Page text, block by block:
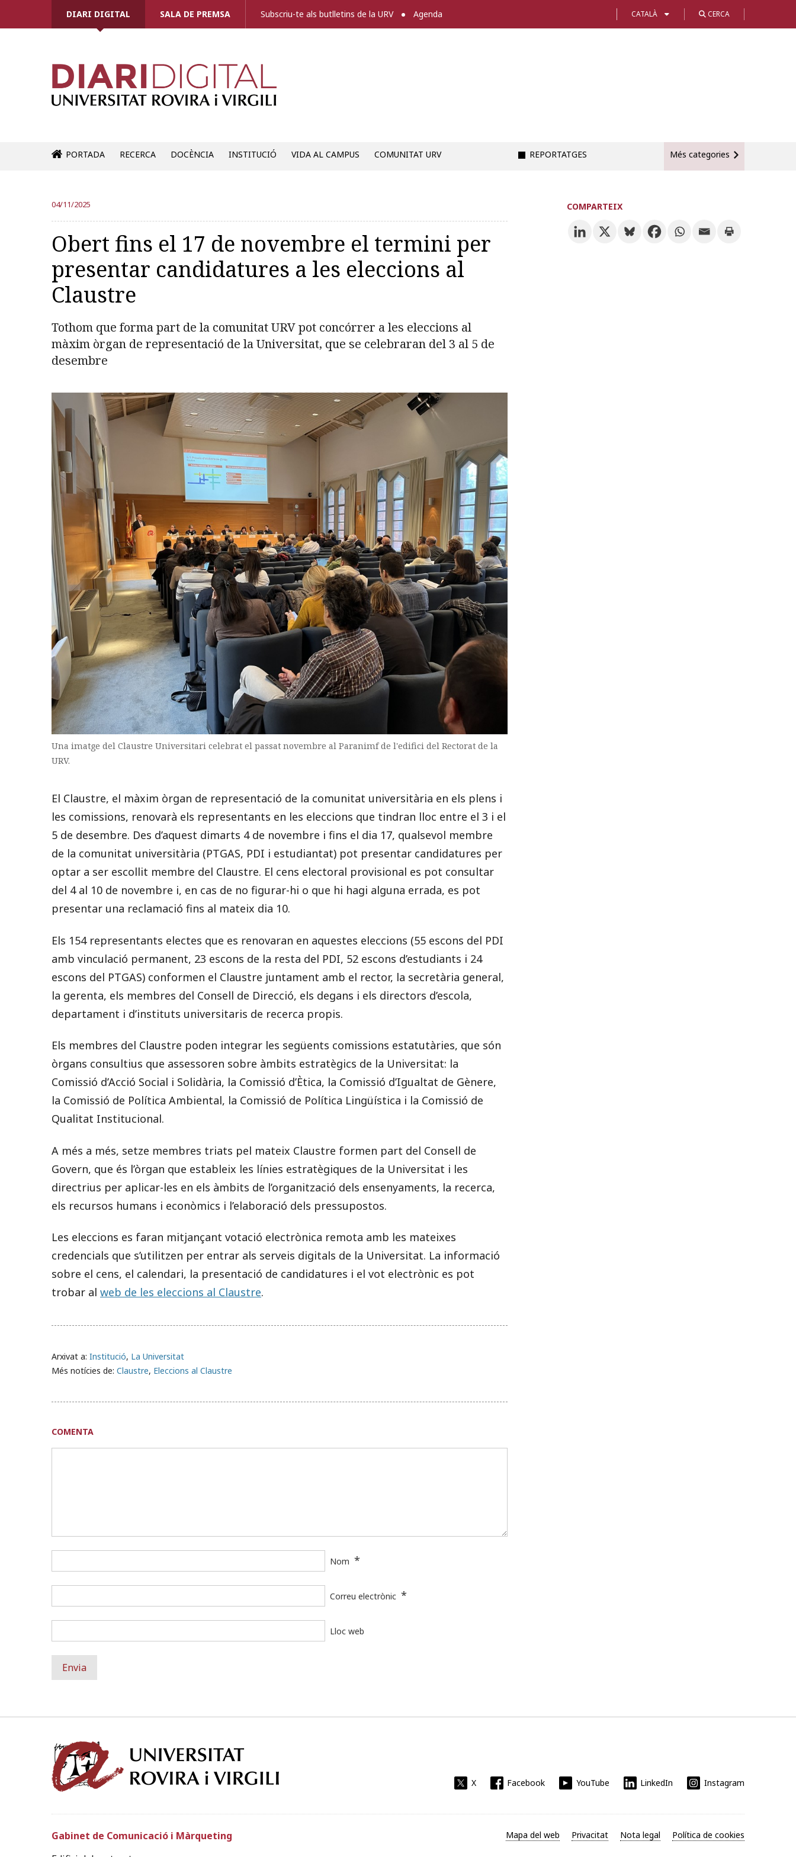
DIARI DIGITAL SALA DE PREMSA Subscriu-te als butlletins de la URV Agenda CATALÀ CERCA
PORTADA RECERCA DOCÈNCIA INSTITUCIÓ VIDA AL CAMPUS COMUNITAT URV REPORTATGES Més categories
04/11/2025
Obert fins el 17 de novembre el termini per
presentar candidatures a les eleccions al
Claustre
Tothom que forma part de la comunitat URV pot concórrer a les eleccions al
màxim òrgan de representació de la Universitat, que se celebraran del 3 al 5 de
desembre
Una imatge del Claustre Universitari celebrat el passat novembre al Paranimf de l'edifici del Rectorat de la
URV.
El Claustre, el màxim òrgan de representació de la comunitat universitària en els plens i
les comissions, renovarà els representants en les eleccions que tindran lloc entre el 3 i el
5 de desembre. Des d’aquest dimarts 4 de novembre i fins el dia 17, qualsevol membre
de la comunitat universitària (PTGAS, PDI i estudiantat) pot presentar candidatures per
optar a ser escollit membre del Claustre. El cens electoral provisional es pot consultar
del 4 al 10 de novembre i, en cas de no figurar-hi o que hi hagi alguna errada, es pot
presentar una reclamació fins al mateix dia 10.
Els 154 representants electes que es renovaran en aquestes eleccions (55 escons del PDI
amb vinculació permanent, 23 escons de la resta del PDI, 52 escons d’estudiants i 24
escons del PTGAS) conformen el Claustre juntament amb el rector, la secretària general,
la gerenta, els membres del Consell de Direcció, els degans i els directors d’escola,
departament i d’instituts universitaris de recerca propis.
Els membres del Claustre poden integrar les següents comissions estatutàries, que són
òrgans consultius que assessoren sobre àmbits estratègics de la Universitat: la
Comissió d’Acció Social i Solidària, la Comissió d’Ètica, la Comissió d’Igualtat de Gènere,
la Comissió de Política Ambiental, la Comissió de Política Lingüística i la Comissió de
Qualitat Institucional.
A més a més, setze membres triats pel mateix Claustre formen part del Consell de
Govern, que és l’òrgan que estableix les línies estratègiques de la Universitat i les
directrius per aplicar-les en els àmbits de l’organització dels ensenyaments, la recerca,
els recursos humans i econòmics i l’elaboració dels pressupostos.
Les eleccions es faran mitjançant votació electrònica remota amb les mateixes
credencials que s’utilitzen per entrar als serveis digitals de la Universitat. La informació
sobre el cens, el calendari, la presentació de candidatures i el vot electrònic es pot
trobar al web de les eleccions al Claustre.
Arxivat a: Institució, La Universitat
Més notícies de: Claustre, Eleccions al Claustre
COMENTA
Nom *
Correu electrònic *
Lloc web
COMPARTEIX
X Facebook YouTube LinkedIn Instagram
Gabinet de Comunicació i Màrqueting
Mapa del web Privacitat Nota legal Política de cookies